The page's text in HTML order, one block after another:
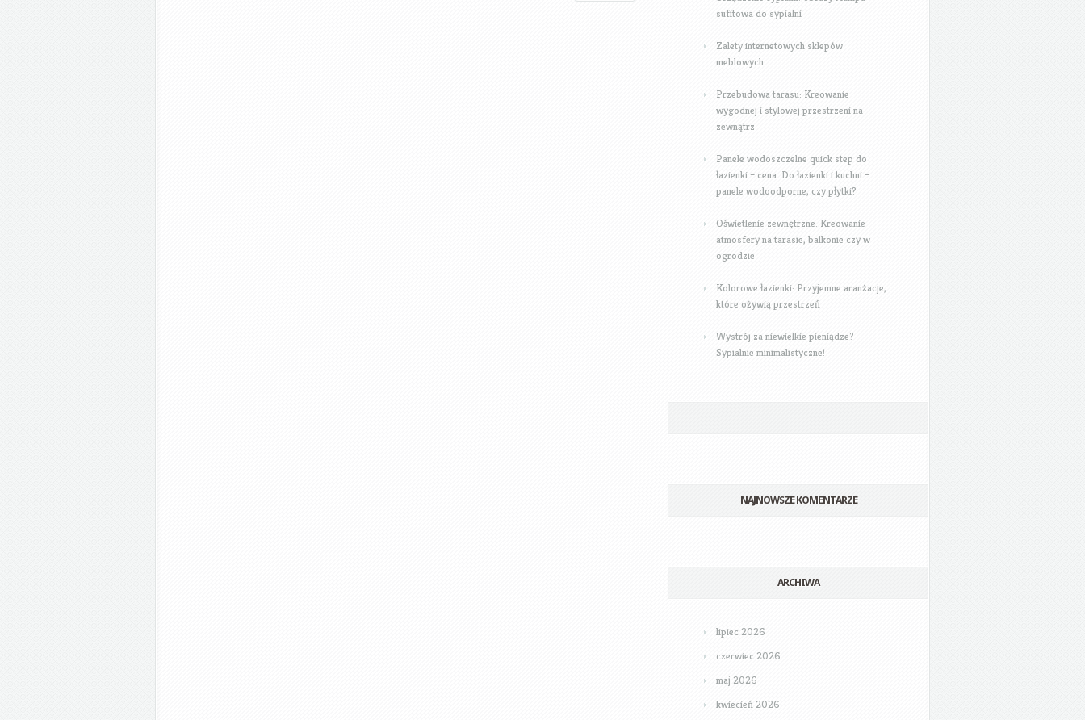
sufitowa do sypialni
Zalety internetowych sklepów
meblowych
Przebudowa tarasu: Kreowanie
wygodnej i stylowej przestrzeni na
zewnątrz
Panele wodoszczelne quick step do
łazienki – cena. Do łazienki i kuchni –
panele wodoodporne, czy płytki?
Oświetlenie zewnętrzne: Kreowanie
atmosfery na tarasie, balkonie czy w
ogrodzie
Kolorowe łazienki: Przyjemne aranżacje,
które ożywią przestrzeń
Wystrój za niewielkie pieniądze?
Sypialnie minimalistyczne!
NAJNOWSZE KOMENTARZE
ARCHIWA
lipiec 2026
czerwiec 2026
maj 2026
kwiecień 2026